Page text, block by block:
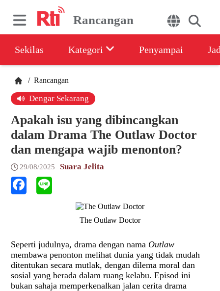
Rancangan
Sekilas Kategori Penyampai
/ Rancangan
Dengar Sekarang
Apakah isu yang dibincangkan
dalam Drama The Outlaw Doctor
dan mengapa wajib menonton?
29/08/2025 Suara Jelita
The Outlaw Doctor
Seperti judulnya, drama dengan nama Outlaw
membawa penonton melihat dunia yang tidak mudah
ditentukan secara mutlak, dengan dilema moral dan
sosial yang berada dalam ruang kelabu. Episod ini
bukan sahaja memperkenalkan jalan cerita drama